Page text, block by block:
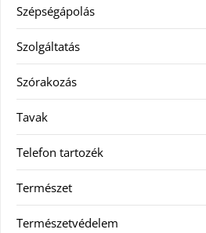
Szépségápolás
Szolgáltatás
Szórakozás
Tavak
Telefon tartozék
Természet
Természetvédelem